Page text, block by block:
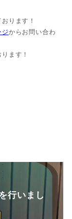
ります！
ジからお問い合わ
ます！
行いまし